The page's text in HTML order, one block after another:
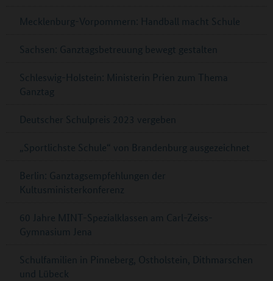
Mecklenburg-Vorpommern: Handball macht Schule
Sachsen: Ganztagsbetreuung bewegt gestalten
Schleswig-Holstein: Ministerin Prien zum Thema
Ganztag
Deutscher Schulpreis 2023 vergeben
„Sportlichste Schule“ von Brandenburg ausgezeichnet
Berlin: Ganztagsempfehlungen der
Kultusministerkonferenz
60 Jahre MINT-Spezialklassen am Carl-Zeiss-
Gymnasium Jena
Schulfamilien in Pinneberg, Ostholstein, Dithmarschen
und Lübeck